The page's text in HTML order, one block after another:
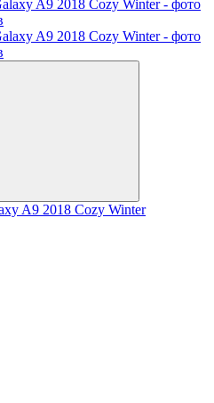
A9 2018 Cozy Winter